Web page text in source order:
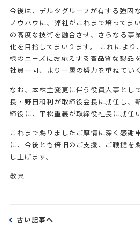
今後は、デルタグループが有する強固
ノウハウに、弊社がこれまで培ってま
の高度な技術を融合させ、さらなる事
化を目指してまいります。 これにより
様のニーズにお応えする高品質な製品
社員一同、より一層の努力を重ねてい
なお、本株主変更に伴う役員人事とし
長・野田和利が取締役会長に就任し、
締役に、平松重義が取締役社長に就任
これまで賜りましたご厚情に深く感謝
に、今後とも倍旧のご支援、ご鞭撻を
し上げます。
敬具
古い記事へ